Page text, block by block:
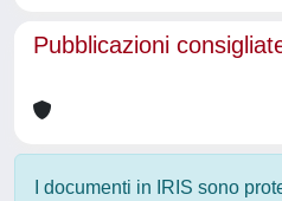
Pubblicazioni
I documenti in IRIS sono